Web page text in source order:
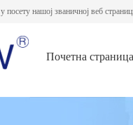
нашој званичној веб
Почетна страница